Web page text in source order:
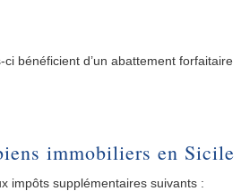
bénéficient d’un abattement forfaitaire
immobiliers en Sicile
impôts supplémentaires suivants :